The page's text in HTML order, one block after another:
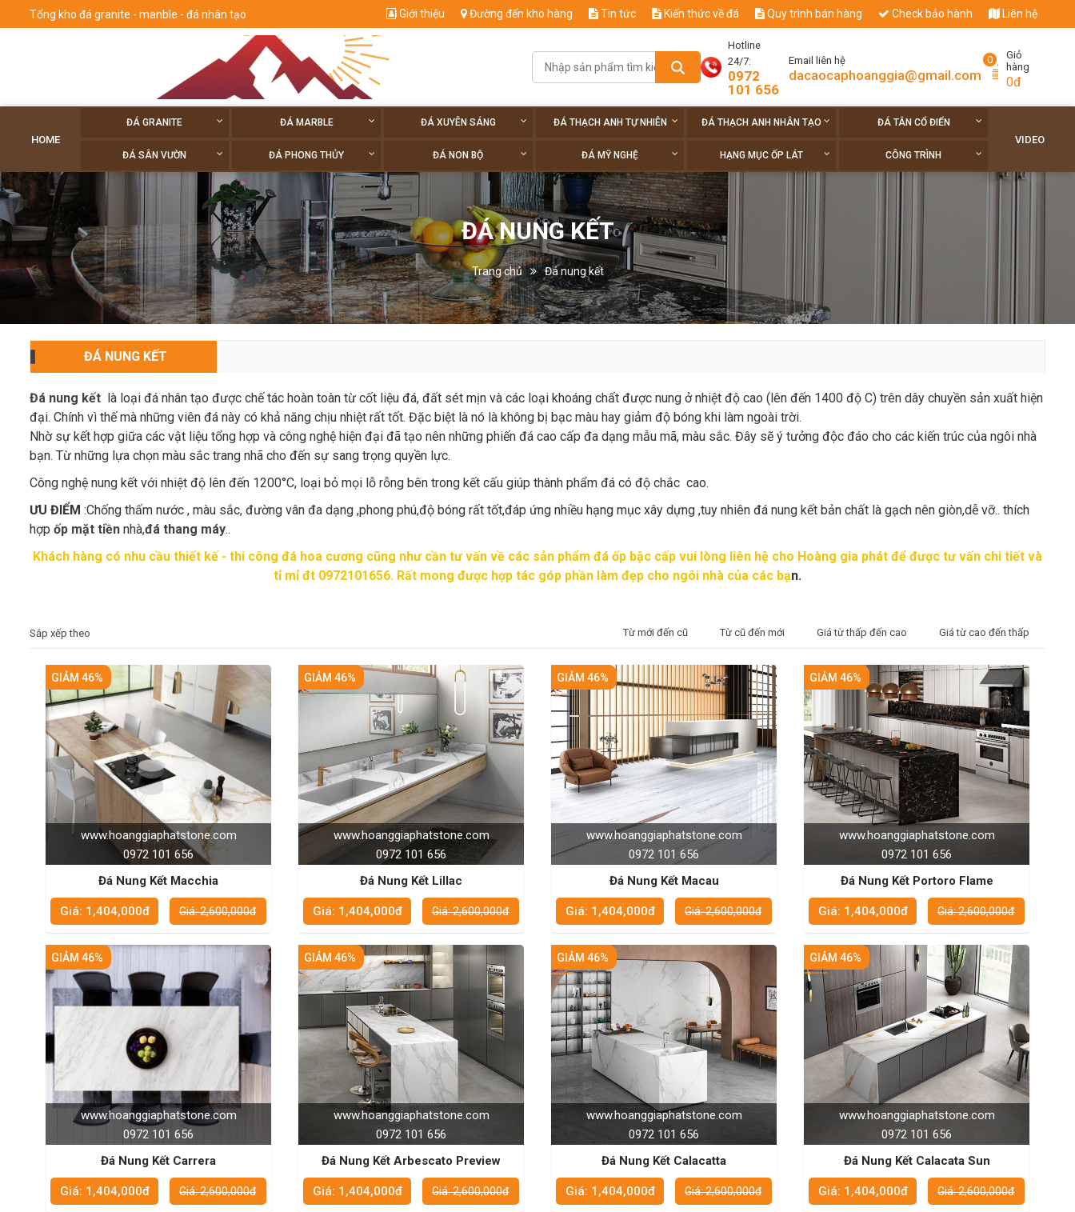
Tổng kho đá granite - manble - đá nhân tạo Giới thiệu Đường đến kho hàng Tin tức Kiến thức về đá Quy trình bán hàng Check bảo hành Liên hệ
Hotline
24/7:
0972
101 656
Email liên hệ
dacaocaphoanggia@gmail.com
0
Giỏ
hàng
0đ
HOME
ĐÁ GRANITE ĐÁ MARBLE ĐÁ XUYÊN SÁNG ĐÁ THẠCH ANH TỰ NHIÊN ĐÁ THẠCH ANH NHÂN TẠO ĐÁ TÂN CỔ ĐIỂN
ĐÁ SÂN VƯỜN ĐÁ PHONG THỦY ĐÁ NON BỘ ĐÁ MỸ NGHỆ HẠNG MỤC ỐP LÁT CÔNG TRÌNH
VIDEO
ĐÁ NUNG KẾT
Trang chủ Đá nung kết
ĐÁ NUNG KẾT
Đá nung kết là loại đá nhân tạo được chế tác hoàn toàn từ cốt liệu đá, đất sét mịn và các loại khoáng chất được nung ở nhiệt độ cao (lên đến 1400 độ C) trên dây chuyền sản xuất hiện
đại. Chính vì thế mà những viên đá này có khả năng chịu nhiệt rất tốt. Đặc biệt là nó là không bị bạc màu hay giảm độ bóng khi làm ngoài trời.
Nhờ sự kết hợp giữa các vật liệu tổng hợp và công nghệ hiện đại đã tạo nên những phiến đá cao cấp đa dạng mẫu mã, màu sắc. Đây sẽ ý tưởng độc đáo cho các kiến trúc của ngôi nhà
bạn. Từ những lựa chọn màu sắc trang nhã cho đến sự sang trọng quyền lực.
Công nghệ nung kết với nhiệt độ lên đến 1200°C, loại bỏ mọi lỗ rỗng bên trong kết cấu giúp thành phẩm đá có độ chắc cao.
ƯU ĐIỂM :Chống thấm nước , màu sắc, đường vân đa dạng ,phong phú,độ bóng rất tốt,đáp ứng nhiều hạng mục xây dựng ,tuy nhiên đá nung kết bản chất là gạch nên giòn,dễ vỡ.. thích
hợp ốp mặt tiền nhà,đá thang máy..
Khách hàng có nhu cầu thiết kế - thi công đá hoa cương cũng như cần tư vấn về các sản phẩm đá ốp bậc cấp vui lòng liên hệ cho Hoàng gia phát để được tư vấn chi tiết và
tỉ mỉ đt 0972101656. Rất mong được hợp tác góp phần làm đẹp cho ngôi nhà của các bạn.
Sắp xếp theo Từ mới đến cũ Từ cũ đến mới Giá từ thấp đến cao Giá từ cao đến thấp
www.hoanggiaphatstone.com
0972 101 656
GIẢM 46%
Đá Nung Kết Macchia
Giá: 1,404,000đ Giá: 2,600,000đ
www.hoanggiaphatstone.com
0972 101 656
GIẢM 46%
Đá Nung Kết Lillac
Giá: 1,404,000đ Giá: 2,600,000đ
www.hoanggiaphatstone.com
0972 101 656
GIẢM 46%
Đá Nung Kết Macau
Giá: 1,404,000đ Giá: 2,600,000đ
www.hoanggiaphatstone.com
0972 101 656
GIẢM 46%
Đá Nung Kết Portoro Flame
Giá: 1,404,000đ Giá: 2,600,000đ
www.hoanggiaphatstone.com
0972 101 656
GIẢM 46%
Đá Nung Kết Carrera
Giá: 1,404,000đ Giá: 2,600,000đ
www.hoanggiaphatstone.com
0972 101 656
GIẢM 46%
Đá Nung Kết Arbescato Preview
Giá: 1,404,000đ Giá: 2,600,000đ
www.hoanggiaphatstone.com
0972 101 656
GIẢM 46%
Đá Nung Kết Calacatta
Giá: 1,404,000đ Giá: 2,600,000đ
www.hoanggiaphatstone.com
0972 101 656
GIẢM 46%
Đá Nung Kết Calacata Sun
Giá: 1,404,000đ Giá: 2,600,000đ